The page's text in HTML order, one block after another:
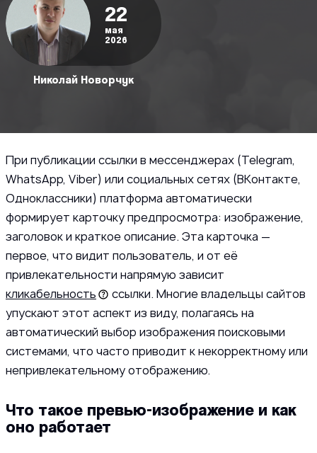
22
мая
2026
Николай Новорчук
При публикации ссылки в мессенджерах (Telegram,
WhatsApp, Viber) или социальных сетях (ВКонтакте,
Одноклассники) платформа автоматически
формирует карточку предпросмотра: изображение,
заголовок и краткое описание. Эта карточка —
первое, что видит пользователь, и от её
привлекательности напрямую зависит
кликабельность
ссылки. Многие владельцы сайтов
упускают этот аспект из виду, полагаясь на
автоматический выбор изображения поисковыми
системами, что часто приводит к некорректному или
непривлекательному отображению.
Что такое превью-изображение и как
оно работает